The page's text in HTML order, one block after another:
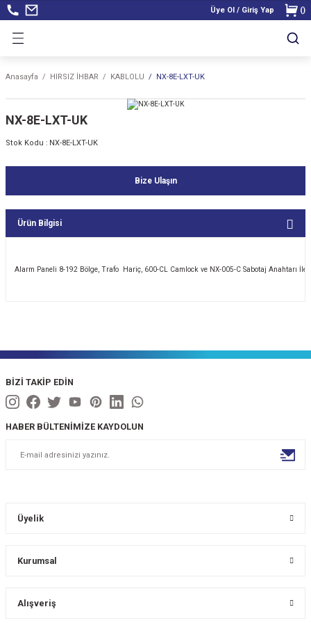
Üye Ol / Giriş Yap ()
Anasayfa HIRSIZ İHBAR KABLOLU NX-8E-LXT-UK
NX-8E-LXT-UK
Stok Kodu : NX-8E-LXT-UK
Bize Ulaşın
Ürün Bilgisi
Alarm Paneli 8-192 Bölge, Trafo Hariç, 600-CL Camlock ve NX-005-C Sabotaj Anahtarı İle
BİZİ TAKİP EDİN
HABER BÜLTENİMİZE KAYDOLUN
Üyelik
Kurumsal
Alışveriş